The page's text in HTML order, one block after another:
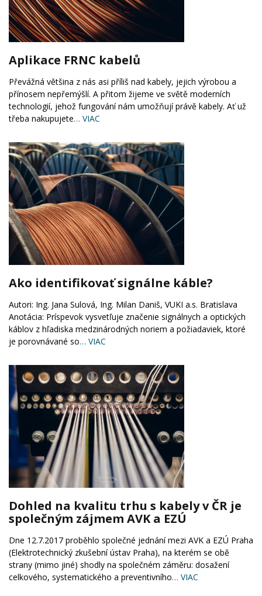
Aplikace FRNC kabelů
Převážná většina z nás asi příliš nad kabely, jejich výrobou a
přínosem nepřemýšlí. A přitom žijeme ve světě moderních
technologií, jehož fungování nám umožňují právě kabely. Ať už
třeba nakupujete… VIAC
Ako identifikovať signálne káble?
Autori: Ing. Jana Sulová, Ing. Milan Daniš, VUKI a.s. Bratislava
Anotácia: Príspevok vysvetľuje značenie signálnych a optických
káblov z hľadiska medzinárodných noriem a požiadaviek, ktoré
je porovnávané so… VIAC
Dohled na kvalitu trhu s kabely v ČR je
společným zájmem AVK a EZÚ
Dne 12.7.2017 proběhlo společné jednání mezi AVK a EZÚ Praha
(Elektrotechnický zkušební ústav Praha), na kterém se obě
strany (mimo jiné) shodly na společném záměru: dosažení
celkového, systematického a preventivního… VIAC